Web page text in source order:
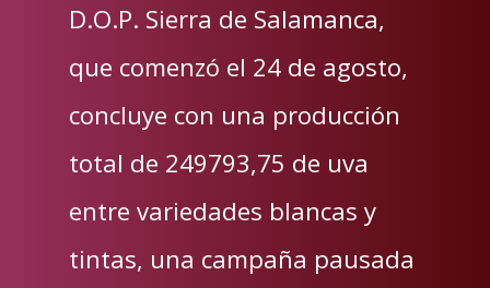
D.O.P. Sierra de Salamanca,
que comenzó el 24 de agosto,
concluye con una producción
total de 249793,75 de uva
entre variedades blancas y
tintas, una campaña pausada